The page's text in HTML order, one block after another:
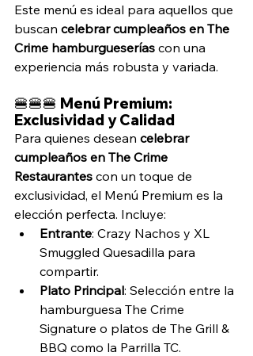
Este menú es ideal para aquellos que
buscan celebrar cumpleaños en The
Crime hamburgueserías con una
experiencia más robusta y variada.
🍔🍔🍔 Menú Premium:
Exclusividad y Calidad
Para quienes desean celebrar
cumpleaños en The Crime
Restaurantes con un toque de
exclusividad, el Menú Premium es la
elección perfecta. Incluye:
Entrante: Crazy Nachos y XL
Smuggled Quesadilla para
compartir.
Plato Principal: Selección entre la
hamburguesa The Crime
Signature o platos de The Grill &
BBQ como la Parrilla TC.